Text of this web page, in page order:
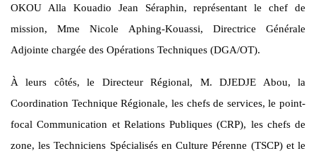
OKOU Alla Kouadio Jean Séraphin, représentant le chef de
mission, Mme Nicole Aphing-Kouassi, Directrice Générale
Adjointe chargée des Opérations Techniques (DGA/OT).
À leurs côtés, le Directeur Régional, M. DJEDJE Abou, la
Coordination Technique Régionale, les chefs de services, le point-
focal Communication et Relations Publiques (CRP), les chefs de
zone, les Techniciens Spécialisés en Culture Pérenne (TSCP) et le